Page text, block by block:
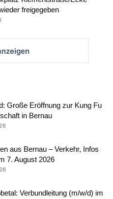
freigegeben
Große Eröffnung zur Kung Fu
in Bernau
aus Bernau – Verkehr, Infos
7. August 2026
Verbundleitung (m/w/d) im